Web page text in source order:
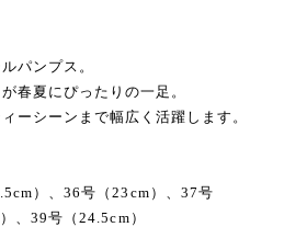
パンプス。
春夏にぴったりの一足。
ーシーンまで幅広く活躍します。
）、36号（23cm）、37号
、39号（24.5cm）